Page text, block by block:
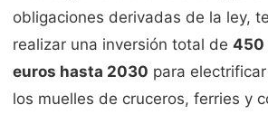
obligaciones derivadas de la ley,
realizar una inversión total de 450
euros hasta 2030 para
los muelles de cruceros, ferries y